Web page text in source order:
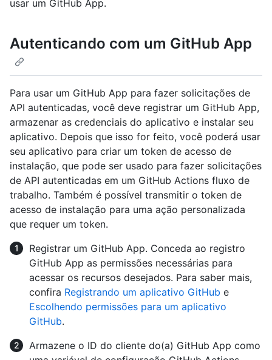
usar um GitHub App.
Autenticando com um GitHub App
Para usar um GitHub App para fazer solicitações de
API autenticadas, você deve registrar um GitHub App,
armazenar as credenciais do aplicativo e instalar seu
aplicativo. Depois que isso for feito, você poderá usar
seu aplicativo para criar um token de acesso de
instalação, que pode ser usado para fazer solicitações
de API autenticadas em um GitHub Actions fluxo de
trabalho. Também é possível transmitir o token de
acesso de instalação para uma ação personalizada
que requer um token.
Registrar um GitHub App. Conceda ao registro
GitHub App as permissões necessárias para
acessar os recursos desejados. Para saber mais,
confira Registrando um aplicativo GitHub e
Escolhendo permissões para um aplicativo
GitHub.
Armazene o ID do cliente do(a) GitHub App como